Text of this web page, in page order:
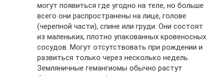
могут появиться где угодно на теле, но больше
всего они распространены на лице, голове
(черепной части), спине или груди. Они состоят
из маленьких, плотно упакованных кровеносных
сосудов. Могут отсутствовать при рождении и
развиться только через несколько недель.
Земляничные гемангиомы обычно растут